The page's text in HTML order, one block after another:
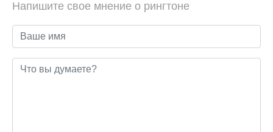
Напишите свое мнение о рингтоне